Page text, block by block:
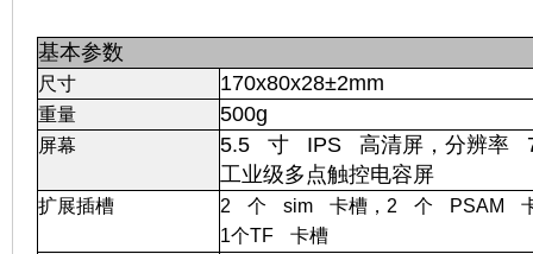
基本参数
尺寸 170x80x28±2mm
重量 500g
屏幕
5.5 寸 IPS 高清屏，分辨率
工业级多点触控电容屏
扩展插槽
2 个 sim 卡槽，2 个 PSAM
1个TF 卡槽